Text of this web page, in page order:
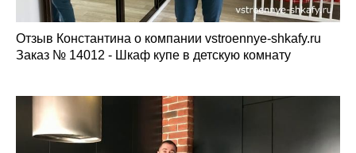
Отзыв Константина о компании vstroennye-shkafy.ru
Заказ № 14012 - Шкаф купе в детскую комнату